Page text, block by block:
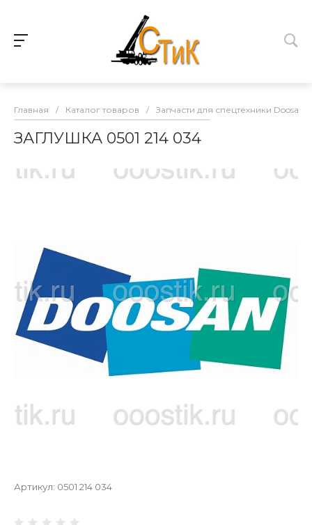
Главная / Каталог товаров / Запчасти для спецтехники Doosan
ЗАГЛУШКА 0501 214 034
Артикул: 0501 214 034